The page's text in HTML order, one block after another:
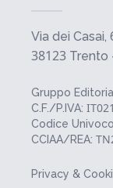
Via dei Casai,
38123 Trento
Gruppo
C.F./P.IVA:
Codice
CCIAA/REA:
Privacy &